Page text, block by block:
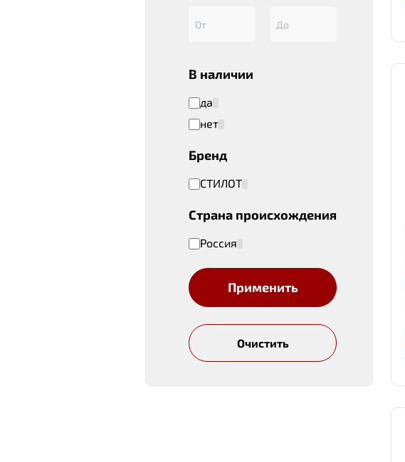
В наличии
да
нет
Бренд
СТИЛОТ
Страна происхождения
Россия